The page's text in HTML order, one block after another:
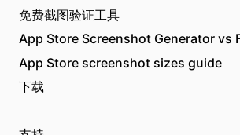
免费截图验证工具
App Store Screenshot Generator vs
App Store screenshot sizes guide
下载